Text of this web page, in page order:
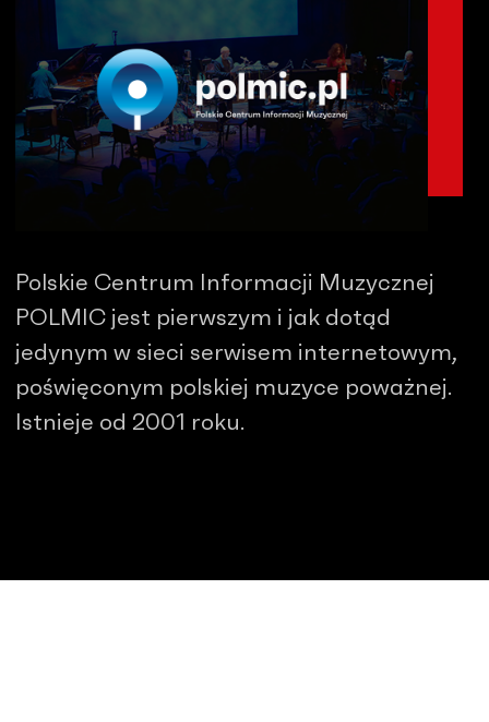
Polskie Centrum Informacji Muzycznej
POLMIC jest pierwszym i jak dotąd
jedynym w sieci serwisem internetowym,
poświęconym polskiej muzyce poważnej.
Istnieje od 2001 roku.